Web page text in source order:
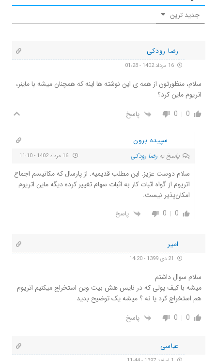
جدید ترین
رضا رودکی
سلام، منظورتون از همه ی این نوشته ها اینه که همچنان میشه با ماینر،
اتریوم ماین کرد؟
0
0 پاسخ
سپیده برون
پاسخ به رضا رودکی
سلام دوست عزیز. این مطلب قدیمیه. از پارسال که مکانیسم اجماع
اتریوم از گواه اثبات کار به اثبات سهام تغییر کرده دیگه ماین اتریوم
امکان‌پذیر نیست.
0
0 پاسخ
امیر
سلام سوال داشتم
میشه با کیف پولی که در نایس هش بیت وین استخراج میکنیم اتریوم
هم استخراج کرد یا نه ؟ میشه یک توضیح بدید
0
0 پاسخ
عباسی